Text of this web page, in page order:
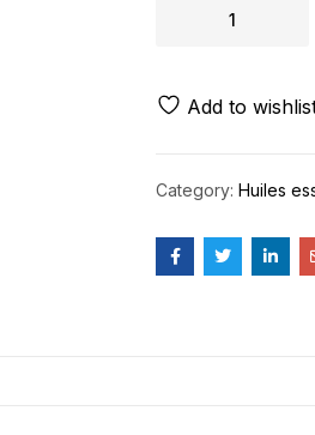
Add to
Category: Huiles